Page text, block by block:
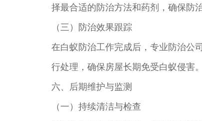
择最合适的防治方法和药剂，确保防
（三）防治效果跟踪
在白蚁防治工作完成后，专业防治公
行处理，确保房屋长期免受白蚁侵害。
六、后期维护与监测
（一）持续清洁与检查